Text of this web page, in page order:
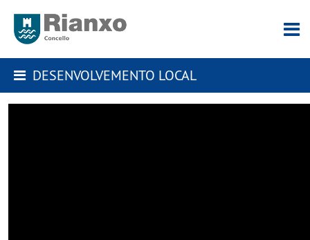
DESENVOLVEMENTO LOCAL